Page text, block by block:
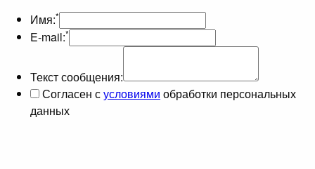
Имя:*
E-mail:*
Текст сообщения:
Согласен сусловиями обработки персональных
данных